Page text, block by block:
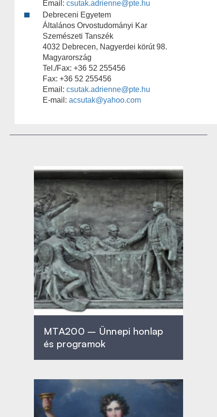
Email: csutak.adrienne@pte.hu
Debreceni Egyetem
Általános Orvostudományi Kar
Szemészeti Tanszék
4032 Debrecen, Nagyerdei körút 98.
Magyarország
Tel./Fax: +36 52 255456
Fax: +36 52 255456
Email: csutak.adrienne@pte.hu
E-mail: acsutak@yahoo.com
MTA200 – Ünnepi honlap
és programok